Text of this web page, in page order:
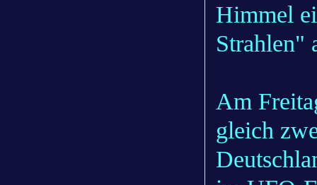
Himmel
Strahlen"
Am
gleich